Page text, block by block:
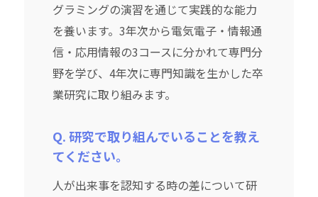
グラミングの演習を通じて実践的な能力
を養います。3年次から電気電子・情報通
信・応用情報の3コースに分かれて専門分
野を学び、4年次に専門知識を生かした卒
業研究に取り組みます。
Q. 研究で取り組んでいることを教え
てください。
人が出来事を認知する時の差について研